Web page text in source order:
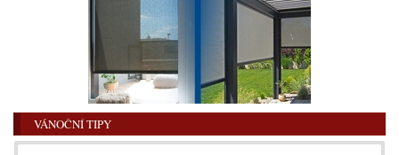
VÁNOČNÍ TIPY